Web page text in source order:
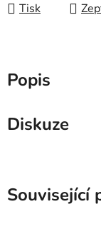
Tisk
Popis
Diskuze
Související